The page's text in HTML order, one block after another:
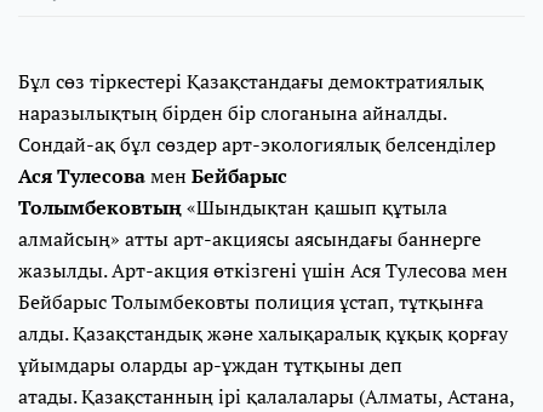
Бұл сөз тіркестері Қазақстандағы демоктратиялық
наразылықтың бірден бір слоганына айналды.
Сондай-ақ бұл сөздер арт-экологиялық белсенділер
Ася Тулесовамен Бейбарыс
Толымбековтың«Шындықтан қашып құтыла
алмайсың» атты арт-акциясы аясындағы баннерге
жазылды. Арт-акция өткізгені үшін Ася Тулесова мен
Бейбарыс Толымбековты полиция ұстап, тұтқынға
алды. Қазақстандық және халықаралық құқық қорғау
ұйымдары оларды ар-ұждан тұтқыны деп
атады. Қазақстанның ірі қалалалары (Алматы, Астана,